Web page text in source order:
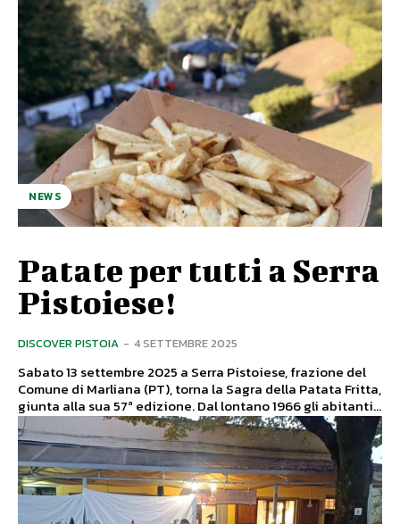
NEWS
Patate per tutti a Serra
Pistoiese!
DISCOVER PISTOIA - 4 SETTEMBRE 2025
Sabato 13 settembre 2025 a Serra Pistoiese, frazione del
Comune di Marliana (PT), torna la Sagra della Patata Fritta,
giunta alla sua 57ª edizione. Dal lontano 1966 gli abitanti...